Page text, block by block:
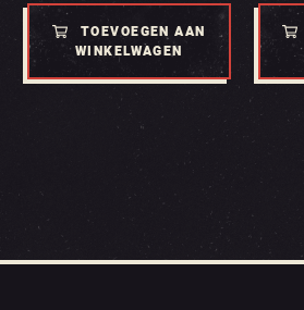
TOEVOEGEN AAN
WINKELWAGEN